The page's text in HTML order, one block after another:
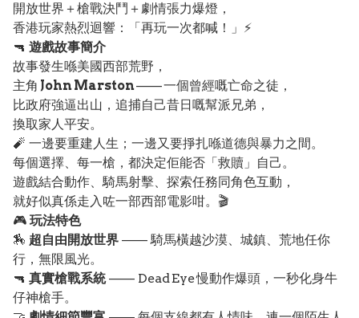
開放世界＋槍戰決鬥＋劇情張力爆燈，
香港玩家熱烈迴響：「再玩一次都喊！」⚡
🔫 遊戲故事簡介
故事發生喺美國西部荒野，
主角 John Marston—— 一個曾經嘅亡命之徒，
比政府強逼出山，追捕自己昔日嘅幫派兄弟，
換取家人平安。
🧨 一邊要重建人生；一邊又要掙扎喺道德與暴力之間。
每個選擇、每一槍，都決定佢能否「救贖」自己。
遊戲結合動作、騎馬射擊、探索任務同角色互動，
就好似真係走入咗一部西部電影咁。🎬
🎮 玩法特色
🏇 超自由開放世界 —— 騎馬橫越沙漠、城鎮、荒地任你
行，無限風光。
🔫 真實槍戰系統—— Dead Eye 慢動作爆頭，一秒化身牛
仔神槍手。